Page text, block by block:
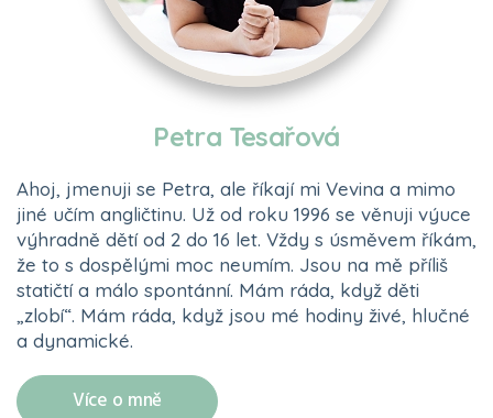
Petra Tesařová
Ahoj, jmenuji se Petra, ale říkají mi Vevina a mimo
jiné učím angličtinu. Už od roku 1996 se věnuji výuce
výhradně dětí od 2 do 16 let. Vždy s úsměvem říkám,
že to s dospělými moc neumím. Jsou na mě příliš
statičtí a málo spontánní. Mám ráda, když děti
„zlobí“. Mám ráda, když jsou mé hodiny živé, hlučné
a dynamické.
Více o mně